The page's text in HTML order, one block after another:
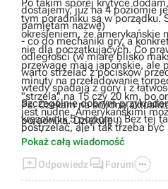
dostajemy, już na 4 poziomie
pamiętam nazwę)
- co do mechaniki gry, a
odległości (w miarę blisko
warto strzelać z pocisków
wtedy spadają z góry i z
Szczególnie dobrym
krążownik 5 poziomu. Bez tej
bardzo uciążliwa
- South Carolina nie jest
nim może nie jest
zasad typu: nie płyń po linii
Po takim sporej krytyce
tym poradniku są w porządku.
określeniem, że amerykańskie
nie dla początkujących. Co
przewagę mają japońskie, ale
minuty na przeładowanie
"strzela" na 15 czy 20 km, bo
jest nudne. Amerykańskimi
postrzelać, ale i tak trzeba być
Ps. Czekam na solidną
poradnika. Dziękuję :)
Pokaż całą wiadomość
Odpowiedz  Forum 